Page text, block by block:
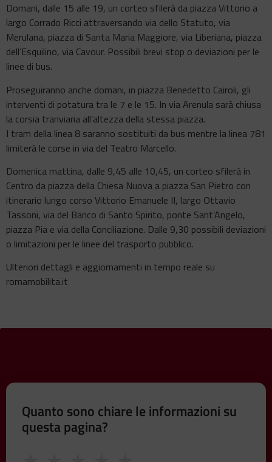
Domani, dalle 15 alle 19, un corteo sfilerà da piazza Vittorio a
largo Corrado Ricci attraversando via dello Statuto, via
Merulana, piazza di Santa Maria Maggiore, via Liberiana, piazza
dell’Esquilino, via Cavour. Possibili brevi stop o deviazioni per le
linee di bus.
Proseguiranno anche domani, in piazza Benedetto Cairoli, gli
interventi di potatura tra le 7 e le 15. In via Arenula sarà chiusa
la corsia tranviaria all’altezza della stessa piazza.
I tram della linea 8 saranno sostituiti da bus mentre la linea 781
limiterà le corse in via del Teatro Marcello.
Domenica mattina, dalle 9,45 alle 10,45, un corteo sfilerà in
Centro da piazza della Chiesa Nuova a piazza San Pietro con
itinerario lungo corso Vittorio Emanuele II, largo Ottavio
Tassoni, via del Banco di Santo Spirito, ponte Sant’Angelo,
piazza Pia e via della Conciliazione. Dalle 9,30 possibili deviazioni
o limitazioni per le linee del trasporto pubblico.
Ulteriori dettagli e aggiornamenti in tempo reale su
romamobilita.it
Quanto sono chiare le informazioni su
questa pagina?